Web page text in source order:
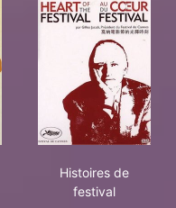
Histoires de
festival